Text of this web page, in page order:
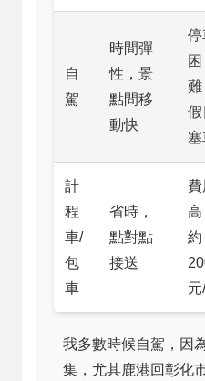
自
駕
時間彈
性，景
點間移
動快
停
困
難
假
塞
計
程
車/
包
車
省時，
點對點
接送
費
高
約
元
我多數時候自駕，因
集，尤其鹿港回彰化